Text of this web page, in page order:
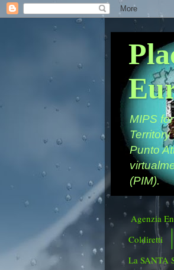
MIPS
Punto
(PIM).
Agenzia
Coldiretti
La SANTA